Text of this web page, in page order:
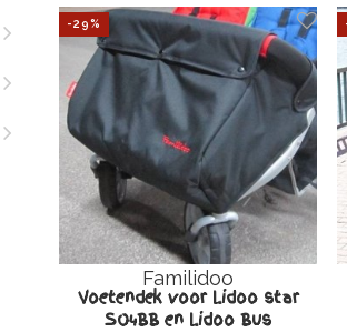
DeBabykraam! - meerlingbuggy voor 4
kinderen.
Ideaal voor oppasmoeders en
kinderdagverblijven!
-29%
Familidoo
Voetendek voor Lidoo star
SO4BB en Lidoo Bus